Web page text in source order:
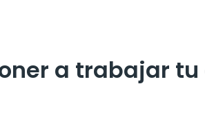
a trabajar